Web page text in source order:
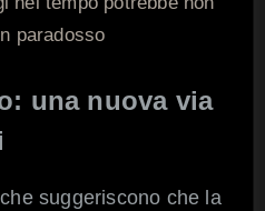
paradosso
una nuova via
suggeriscono che la